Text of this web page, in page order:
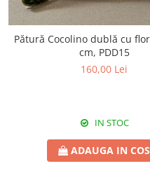
Pătură Cocolino dublă cu
cm, PDD15
160,00 Lei
IN STOC
ADAUGA IN COS